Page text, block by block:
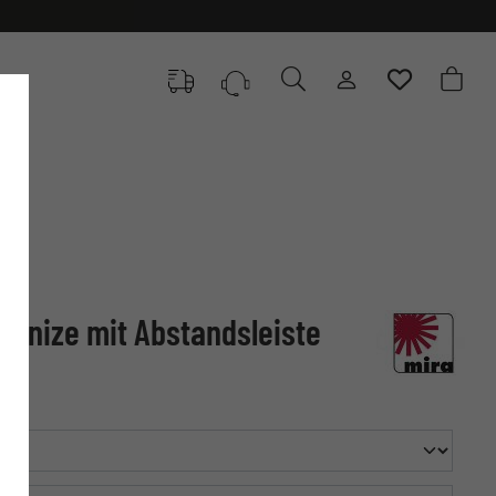
mit Abstandsleiste